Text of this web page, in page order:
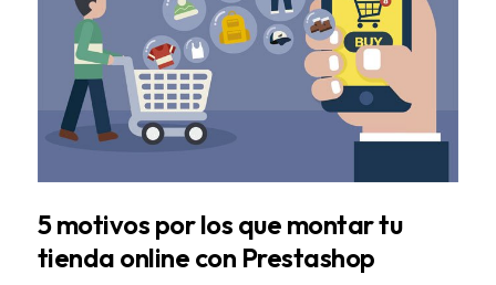
5 motivos por los que montar tu
tienda online con Prestashop